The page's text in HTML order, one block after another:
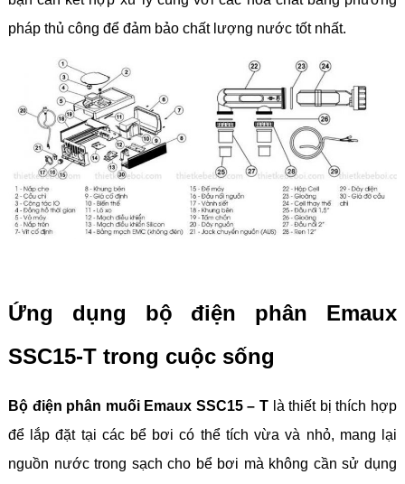
pháp thủ công để đảm bảo chất lượng nước tốt nhất.
Ứng dụng bộ điện phân Emaux
SSC15-T trong cuộc sống
Bộ điện phân muối Emaux SSC15 – T là thiết bị thích hợp
để lắp đặt tại các bể bơi có thể tích vừa và nhỏ, mang lại
nguồn nước trong sạch cho bể bơi mà không cần sử dụng